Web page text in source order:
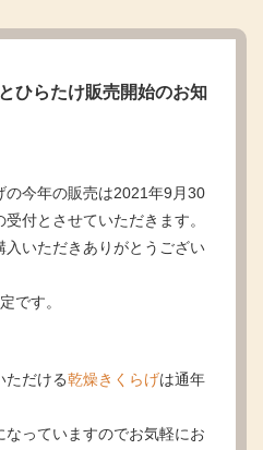
ひらたけ販売開始のお知
の今年の販売は2021年9月30
付とさせていただきます。
いただきありがとうござい
です。
ただける乾燥きくらげは通年
なっていますのでお気軽にお